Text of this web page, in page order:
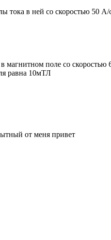
тока в ней со скоростью 50
поле со
равна 10мТЛ
от меня привет